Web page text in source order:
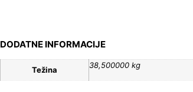
DODATNE INFORMACIJE
Težina 38,500000 kg